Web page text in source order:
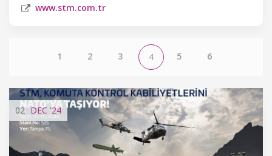
www.stm.com.tr
1 2 3 4 5 6
02 DEC '24